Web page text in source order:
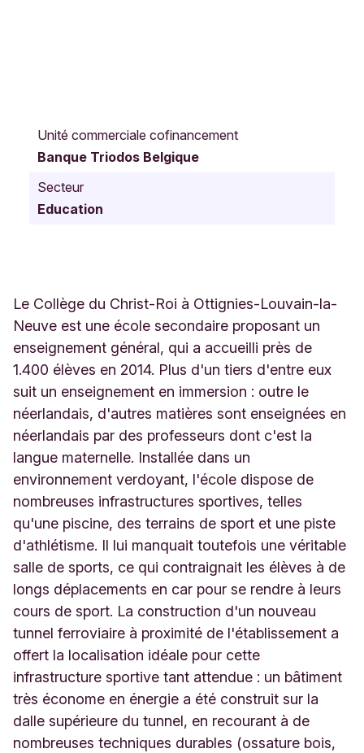
u
2
5
O
i
g
n
e
s
B
g
q
e
Unité commerciale cofinancement
Banque Triodos Belgique
Secteur
Education
Le Collège du Christ-Roi à Ottignies-Louvain-la-
Neuve est une école secondaire proposant un
enseignement général, qui a accueilli près de
1.400 élèves en 2014. Plus d'un tiers d'entre eux
suit un enseignement en immersion : outre le
néerlandais, d'autres matières sont enseignées en
néerlandais par des professeurs dont c'est la
langue maternelle. Installée dans un
environnement verdoyant, l'école dispose de
nombreuses infrastructures sportives, telles
qu'une piscine, des terrains de sport et une piste
d'athlétisme. Il lui manquait toutefois une véritable
salle de sports, ce qui contraignait les élèves à de
longs déplacements en car pour se rendre à leurs
cours de sport. La construction d'un nouveau
tunnel ferroviaire à proximité de l'établissement a
offert la localisation idéale pour cette
infrastructure sportive tant attendue : un bâtiment
très économe en énergie a été construit sur la
dalle supérieure du tunnel, en recourant à de
nombreuses techniques durables (ossature bois,